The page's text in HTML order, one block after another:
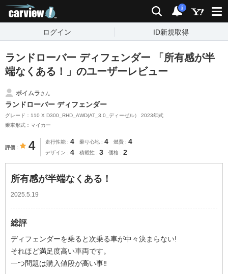
検索 通知
i
ログイン ID新規取得
ランドローバー ディフェンダー 「所有感が半
端なくある！」のユーザーレビュー
ボイムラさん
ランドローバー ディフェンダー
グレード：110 X D300_RHD_AWD(AT_3.0_ディーゼル） 2023年式
乗車形式：マイカー
評価 4 走行性能 4 乗り心地 4 燃費 4
デザイン 4 積載性 3 価格 2
所有感が半端なくある！
2025.5.19
総評
ディフェンダーを乗ると次乗る車が中々決まらない!
それほど満足度高い車両です。
一つ問題は購入値段が高い事‼︎